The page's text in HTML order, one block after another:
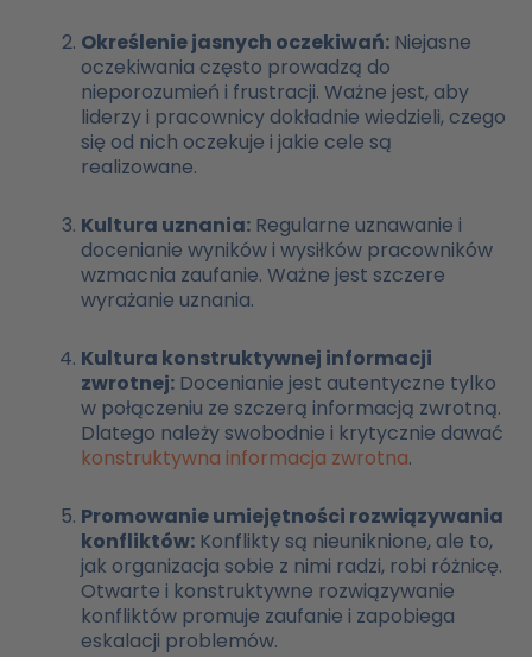
Określenie jasnych oczekiwań: Niejasne
oczekiwania często prowadzą do
nieporozumień i frustracji. Ważne jest, aby
liderzy i pracownicy dokładnie wiedzieli, czego
się od nich oczekuje i jakie cele są
realizowane.
Kultura uznania: Regularne uznawanie i
docenianie wyników i wysiłków pracowników
wzmacnia zaufanie. Ważne jest szczere
wyrażanie uznania.
Kultura konstruktywnej informacji
zwrotnej: Docenianie jest autentyczne tylko
w połączeniu ze szczerą informacją zwrotną.
Dlatego należy swobodnie i krytycznie dawać
konstruktywna informacja zwrotna.
Promowanie umiejętności rozwiązywania
konfliktów: Konflikty są nieuniknione, ale to,
jak organizacja sobie z nimi radzi, robi różnicę.
Otwarte i konstruktywne rozwiązywanie
konfliktów promuje zaufanie i zapobiega
eskalacji problemów.